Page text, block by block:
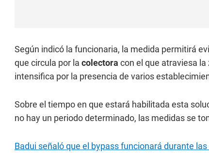
Según indicó la funcionaria, la medida permitirá
que circula por la colectora con el que atraviesa
intensifica por la presencia de varios
Sobre el tiempo en que estará habilitada esta
no hay un periodo determinado, las medidas se
Badui señaló que el bypass funcionará durante